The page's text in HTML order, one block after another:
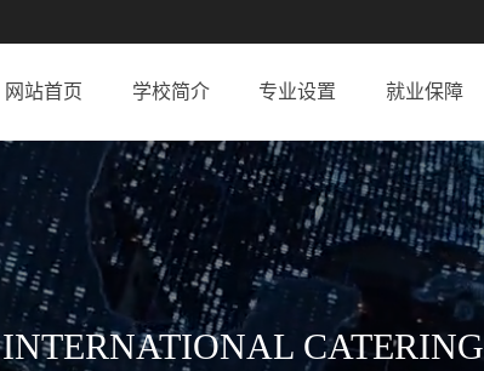
网站首页 学校简介 专业设置 就业保障
INTERNATIONAL CATERING